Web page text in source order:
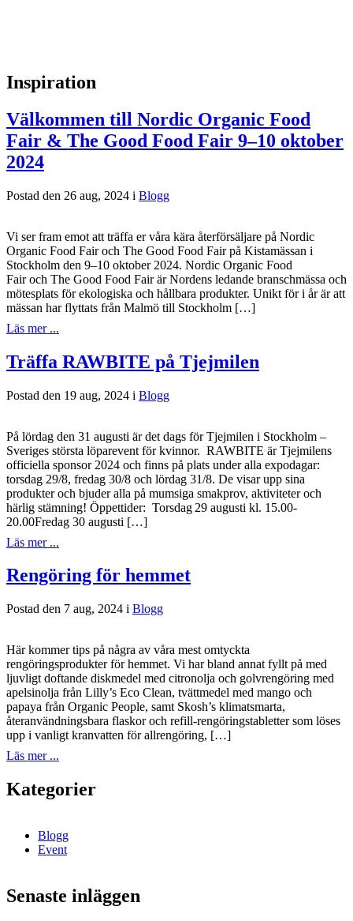
Inspiration
Välkommen till Nordic Organic Food
Fair & The Good Food Fair 9–10 oktober
2024
Postad den 26 aug, 2024 i Blogg
Vi ser fram emot att träffa er våra kära återförsäljare på Nordic
Organic Food Fair och The Good Food Fair på Kistamässan i
Stockholm den 9–10 oktober 2024. Nordic Organic Food
Fair och The Good Food Fair är Nordens ledande branschmässa och
mötesplats för ekologiska och hållbara produkter. Unikt för i år är att
mässan har flyttats från Malmö till Stockholm […]
Läs mer ...
Träffa RAWBITE på Tjejmilen
Postad den 19 aug, 2024 i Blogg
På lördag den 31 augusti är det dags för Tjejmilen i Stockholm –
Sveriges största löparevent för kvinnor. RAWBITE är Tjejmilens
officiella sponsor 2024 och finns på plats under alla expodagar:
torsdag 29/8, fredag 30/8 och lördag 31/8. De visar upp sina
produkter och bjuder alla på mumsiga smakprov, aktiviteter och
härlig stämning! Öppettider: Torsdag 29 augusti kl. 15.00-
20.00Fredag 30 augusti […]
Läs mer ...
Rengöring för hemmet
Postad den 7 aug, 2024 i Blogg
Här kommer tips på några av våra mest omtyckta
rengöringsprodukter för hemmet. Vi har bland annat fyllt på med
ljuvligt doftande diskmedel med citronolja och golvrengöring med
apelsinolja från Lilly’s Eco Clean, tvättmedel med mango och
papaya från Organic People, samt Skosh’s klimatsmarta,
återanvändningsbara flaskor och refill-rengöringstabletter som löses
upp i vanligt kranvatten för allrengöring, […]
Läs mer ...
Kategorier
Blogg
Event
Senaste inläggen